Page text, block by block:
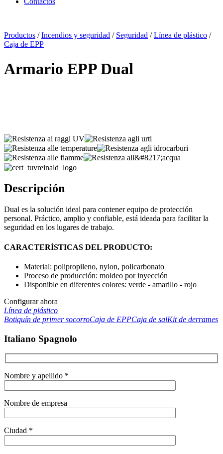
Productos /Incendios y seguridad / Seguridad /Línea de plástico /
Caja de EPP
Armario EPP Dual
Descripción
Dual es la solución ideal para contener equipo de protección
personal. Práctico, amplio y confiable, está ideada para facilitar la
seguridad en los lugares de trabajo.
CARACTERÍSTICAS DEL PRODUCTO:
Material: polipropileno, nylon, policarbonato
Proceso de producción: moldeo por inyección
Disponible en diferentes colores: verde - amarillo - rojo
Configurar ahora
Línea de plástico
Botiquín de primer socorroCaja de EPPCaja de salKit de derrames
Italiano Spagnolo
Nombre y apellido *
Nombre de empresa
Ciudad *